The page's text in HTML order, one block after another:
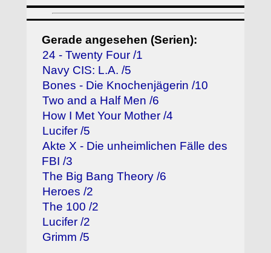
Gerade angesehen (Serien):
24 - Twenty Four /1
Navy CIS: L.A. /5
Bones - Die Knochenjägerin /10
Two and a Half Men /6
How I Met Your Mother /4
Lucifer /5
Akte X - Die unheimlichen Fälle des
FBI /3
The Big Bang Theory /6
Heroes /2
The 100 /2
Lucifer /2
Grimm /5